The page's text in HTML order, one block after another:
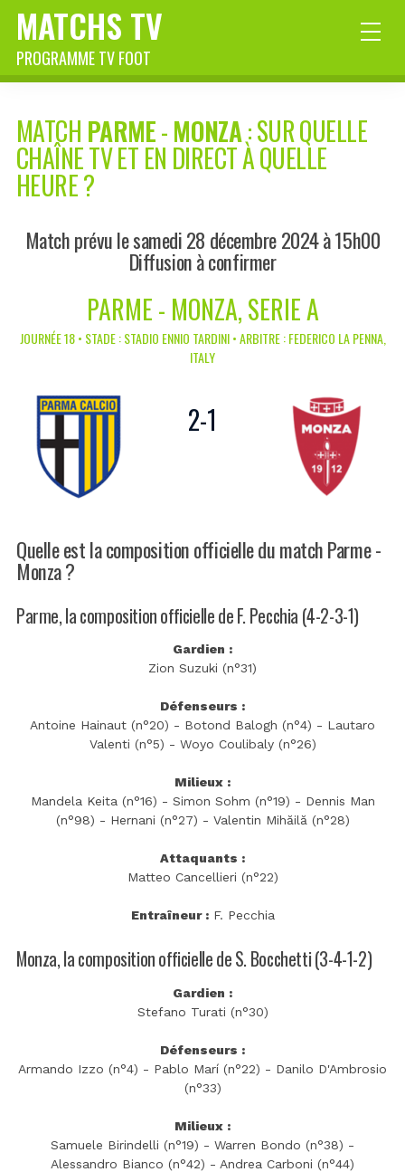
MATCHS TV
PROGRAMME TV FOOT
MATCH PARME-MONZA: SUR QUELLE
CHAÎNE TV ET EN DIRECT À QUELLE
HEURE ?
Match prévu le samedi 28 décembre 2024 à 15h00
Diffusion à confirmer
PARME - MONZA, SERIE A
JOURNÉE 18 • STADE : STADIO ENNIO TARDINI • ARBITRE : FEDERICO LA PENNA,
ITALY
2-1
Quelle est la composition officielle du match Parme -
Monza ?
Parme, la composition officielle de F. Pecchia (4-2-3-1)
Gardien :
Zion Suzuki (n°31)
Défenseurs :
Antoine Hainaut (n°20) - Botond Balogh (n°4) - Lautaro
Valenti (n°5) - Woyo Coulibaly (n°26)
Milieux :
Mandela Keita (n°16) - Simon Sohm (n°19) - Dennis Man
(n°98) - Hernani (n°27) - Valentin Mihăilă (n°28)
Attaquants :
Matteo Cancellieri (n°22)
Entraîneur :F. Pecchia
Monza, la composition officielle de S. Bocchetti (3-4-1-2)
Gardien :
Stefano Turati (n°30)
Défenseurs :
Armando Izzo (n°4) - Pablo Marí (n°22) - Danilo D'Ambrosio
(n°33)
Milieux :
Samuele Birindelli (n°19) - Warren Bondo (n°38) -
Alessandro Bianco (n°42) - Andrea Carboni (n°44)